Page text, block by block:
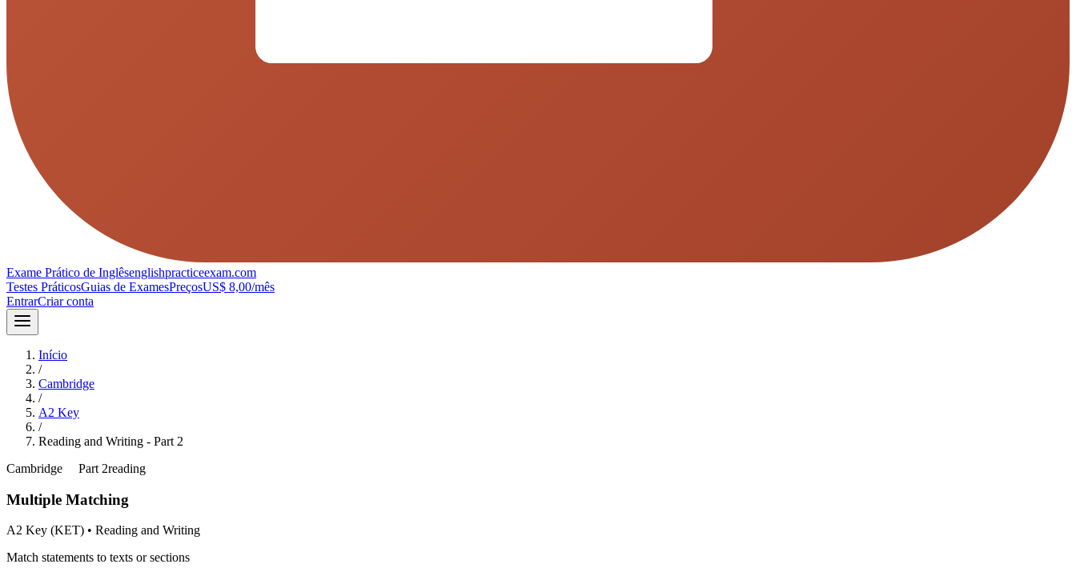
Exame Prático de Inglêsenglishpracticeexam.com
Testes PráticosGuias de ExamesPreçosUS$ 8,00/mês
EntrarCriar conta
Início
/
Cambridge
/
A2 Key
/
Reading and Writing - Part 2
Cambridge
Part 2reading
Multiple Matching
A2 Key (KET) • Reading and Writing
Match statements to texts or sections